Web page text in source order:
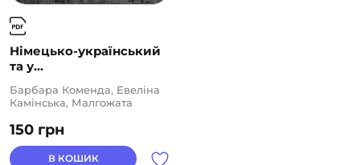
Німецько-український
та у...
150 грн
Барбара Коменда, Евеліна
Камінська, Малгожата
Місек Дорота
В КОШИК